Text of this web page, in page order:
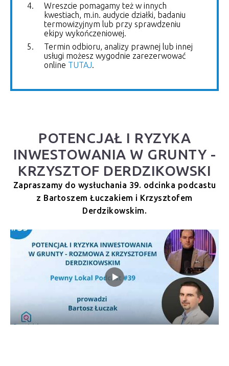
Wreszcie pomagamy też w innych
kwestiach, m.in. audycie działki, badaniu
termowizyjnym lub przy sprawdzeniu
ekipy wykończeniowej.
Termin odbioru, analizy prawnej lub innej
usługi możesz wygodnie zarezerwować
online TUTAJ.
POTENCJAŁ I RYZYKA
INWESTOWANIA W GRUNTY -
KRZYSZTOF DERDZIKOWSKI
Zapraszamy do wysłuchania 39. odcinka podcastu
z Bartoszem Łuczakiem i Krzysztofem
Derdzikowskim.